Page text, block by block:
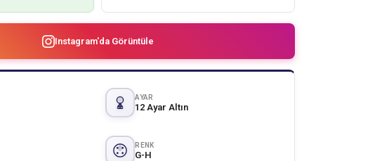
Instagram'da Görüntüle
AYAR
12 Ayar Altın
RENK
G-H